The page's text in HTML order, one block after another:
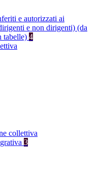
e autorizzati ai
e non dirigenti) (da
tabelle) 4
collettiva
3